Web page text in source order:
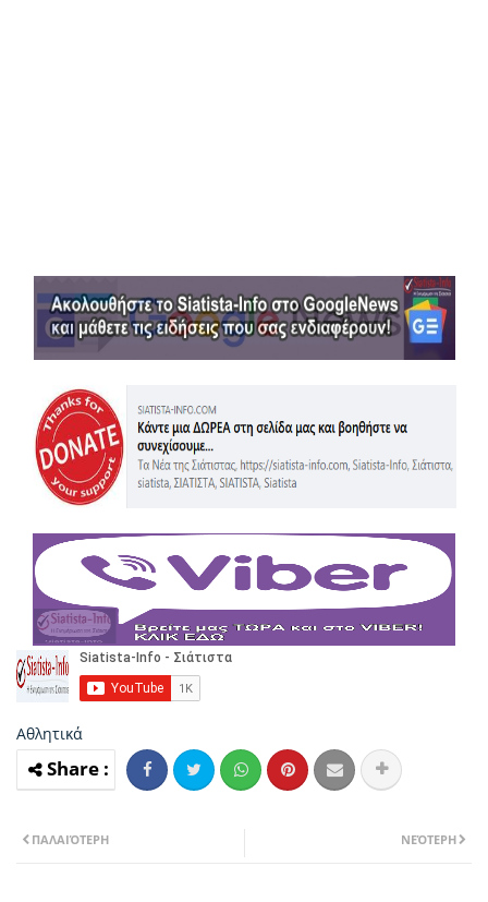
Αθλητικά
ΝΕΌΤΕΡΗ
ΠΑΛΑΙΌΤΕΡΗ